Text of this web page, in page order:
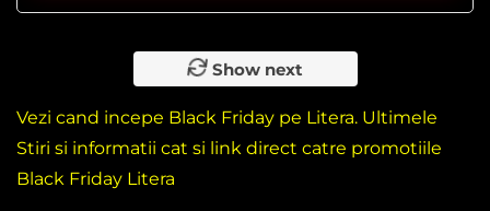
Show next
Vezi cand incepe Black Friday pe Litera. Ultimele
Stiri si informatii cat si link direct catre promotiile
Black Friday Litera